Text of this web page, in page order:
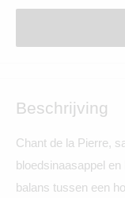
Beschrijving
Chant de la Pierre,
bloedsinaasappel
balans tussen een